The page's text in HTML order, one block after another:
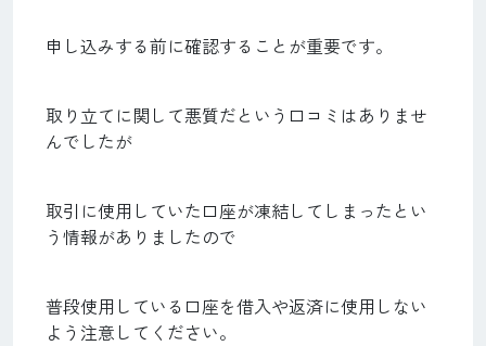
申し込みする前に確認することが重要です。
取り立てに関して悪質だという口コミはありませ
んでしたが
取引に使用していた口座が凍結してしまったとい
う情報がありましたので
普段使用している口座を借入や返済に使用しない
よう注意してください。